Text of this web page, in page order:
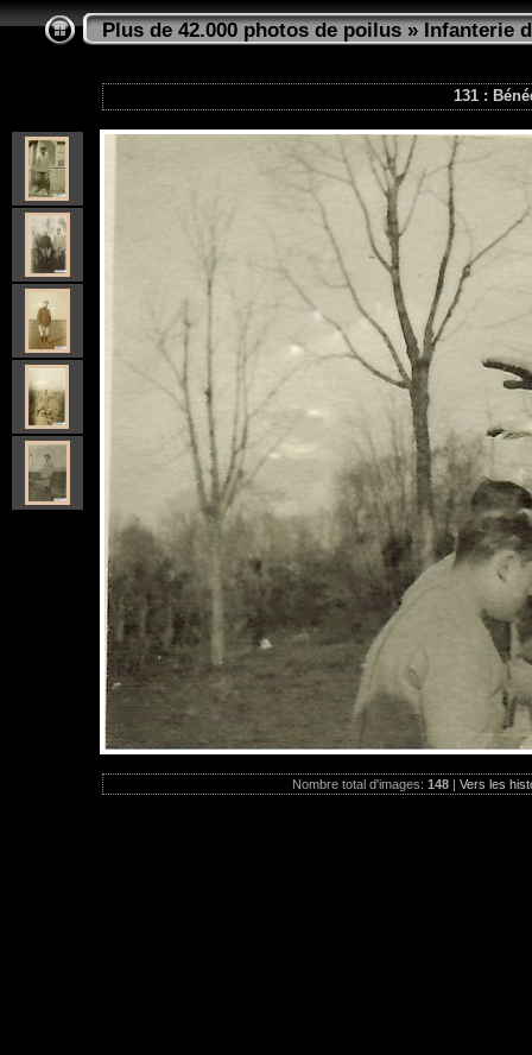
Plus de 42.000 photos de poilus»Infanterie
131 :
Nombre total d'images: 148 | Vers les